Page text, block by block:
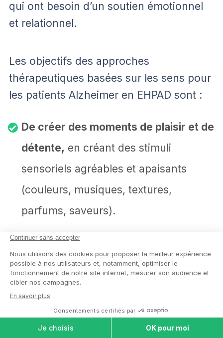
qui ont besoin d’un soutien émotionnel
et relationnel.
Les objectifs des approches
thérapeutiques basées sur les sens pour
les patients Alzheimer en EHPAD sont :
De créer des moments de plaisir et de
détente, en créant des stimuli
sensoriels agréables et apaisants
(couleurs, musiques, textures,
parfums, saveurs).
De favoriser l’éveil des émotions et
des souvenirs,en utilisant des
supports évocateurs et personnalisés
(chansons préférées, objets familiers,
recettes de cuisine).
MAISONS DE